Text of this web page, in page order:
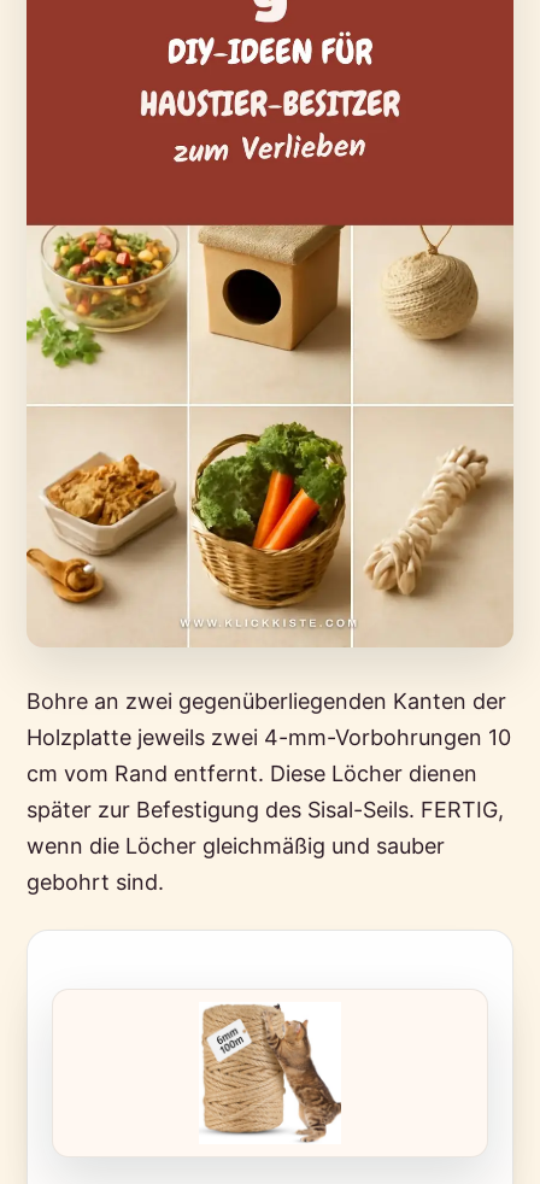
Bohre an zwei gegenüberliegenden Kanten der
Holzplatte jeweils zwei 4-mm-Vorbohrungen 10
cm vom Rand entfernt. Diese Löcher dienen
später zur Befestigung des Sisal-Seils. FERTIG,
wenn die Löcher gleichmäßig und sauber
gebohrt sind.